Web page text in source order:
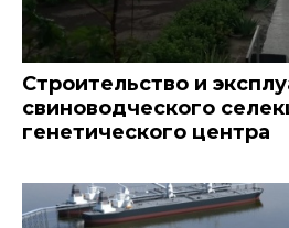
Строительство и
свиноводческого
генетического центра